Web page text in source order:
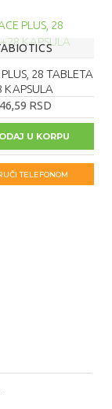
28 TABLETA
KAPSULA
RSD
U KORPU
TELEFONOM